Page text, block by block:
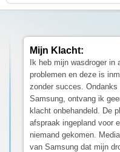
Mijn Klacht:
Ik heb mijn wasdroger in
problemen en deze is
zonder succes. Ondanks
Samsung, ontvang ik
klacht onbehandeld. De
afspraak ingepland voor
niemand gekomen.
van Samsung dat mijn